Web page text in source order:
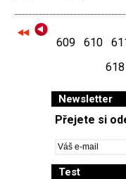
609 610
618
Newsletter
Přejete si
Test